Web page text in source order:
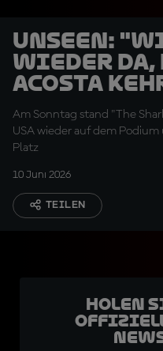
UNSEEN:
wieder da,
Acosta
Podium
Am Sonntag stand "The
USA wieder auf dem
Platz
10 Juni 2026
TEILEN
Holen